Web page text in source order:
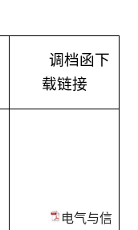
调档函下
载链接
电气与信